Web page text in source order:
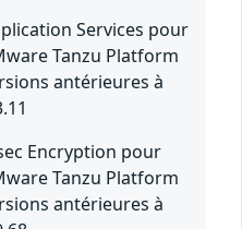
Services pour
Tanzu Platform
antérieures à
Encryption pour
Tanzu Platform
antérieures à